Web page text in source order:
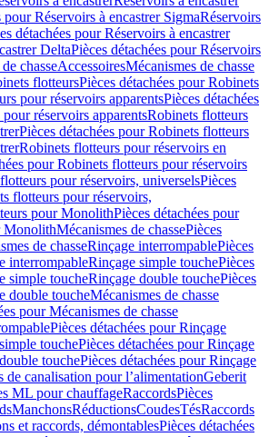
pour Réservoirs à encastrer SigmaRéservoirs
détachées pour Réservoirs à encastrer
DeltaPièces détachées pour Réservoirs
chasseAccessoiresMécanismes de chasse
flotteursPièces détachées pour Robinets
pour réservoirs apparentsPièces détachées
réservoirs apparentsRobinets flotteurs
Pièces détachées pour Robinets flotteurs
Robinets flotteurs pour réservoirs en
pour Robinets flotteurs pour réservoirs
pour réservoirs, universelsPièces
flotteurs pour réservoirs,
pour MonolithPièces détachées pour
MonolithMécanismes de chassePièces
de chasseRinçage interrompablePièces
interrompableRinçage simple touchePièces
simple toucheRinçage double touchePièces
double toucheMécanismes de chasse
pour Mécanismes de chasse
Pièces détachées pour Rinçage
touchePièces détachées pour Rinçage
touchePièces détachées pour Rinçage
de canalisation pour l’alimentationGeberit
ML pour chauffageRaccordsPièces
ManchonsRéductionsCoudesTésRaccords
et raccords, démontablesPièces détachées